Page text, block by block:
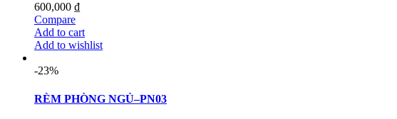
600,000 ₫
Compare
Add to cart
Add to wishlist
-23%
RÈM PHÒNG NGỦ–PN03